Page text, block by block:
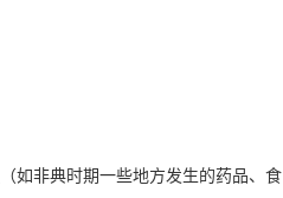
如非典时期一些地方发生的药品、食